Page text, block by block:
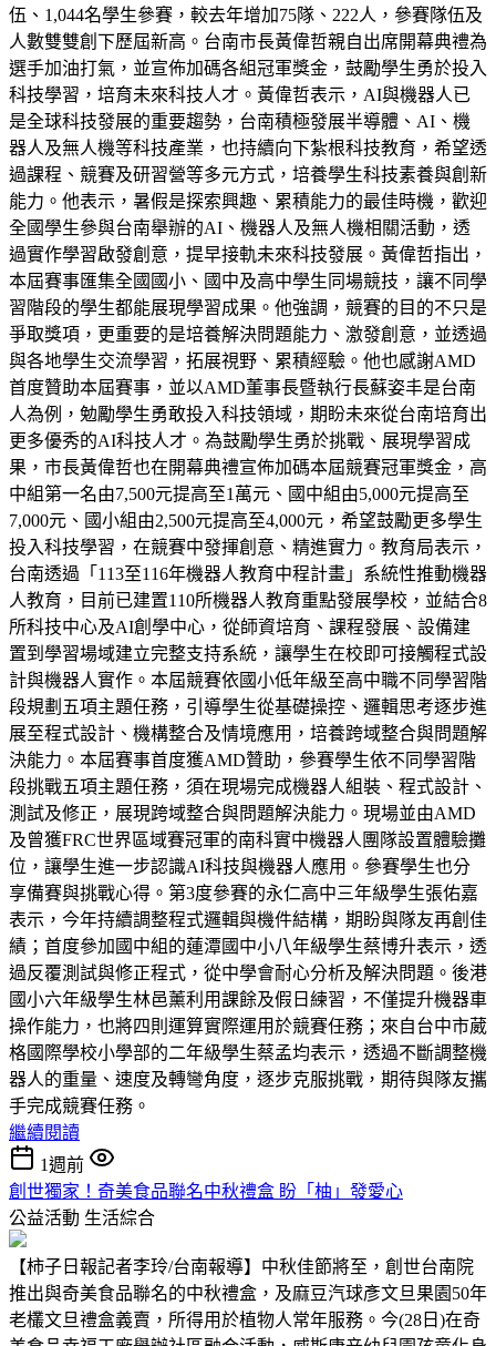
伍、1,044名學生參賽，較去年增加75隊、222人，參賽隊伍及
人數雙雙創下歷屆新高。台南市長黃偉哲親自出席開幕典禮為
選手加油打氣，並宣佈加碼各組冠軍獎金，鼓勵學生勇於投入
科技學習，培育未來科技人才。黃偉哲表示，AI與機器人已
是全球科技發展的重要趨勢，台南積極發展半導體、AI、機
器人及無人機等科技產業，也持續向下紮根科技教育，希望透
過課程、競賽及研習營等多元方式，培養學生科技素養與創新
能力。他表示，暑假是探索興趣、累積能力的最佳時機，歡迎
全國學生參與台南舉辦的AI、機器人及無人機相關活動，透
過實作學習啟發創意，提早接軌未來科技發展。黃偉哲指出，
本屆賽事匯集全國國小、國中及高中學生同場競技，讓不同學
習階段的學生都能展現學習成果。他強調，競賽的目的不只是
爭取獎項，更重要的是培養解決問題能力、激發創意，並透過
與各地學生交流學習，拓展視野、累積經驗。他也感謝AMD
首度贊助本屆賽事，並以AMD董事長暨執行長蘇姿丰是台南
人為例，勉勵學生勇敢投入科技領域，期盼未來從台南培育出
更多優秀的AI科技人才。為鼓勵學生勇於挑戰、展現學習成
果，市長黃偉哲也在開幕典禮宣佈加碼本屆競賽冠軍獎金，高
中組第一名由7,500元提高至1萬元、國中組由5,000元提高至
7,000元、國小組由2,500元提高至4,000元，希望鼓勵更多學生
投入科技學習，在競賽中發揮創意、精進實力。教育局表示，
台南透過「113至116年機器人教育中程計畫」系統性推動機器
人教育，目前已建置110所機器人教育重點發展學校，並結合8
所科技中心及AI創學中心，從師資培育、課程發展、設備建
置到學習場域建立完整支持系統，讓學生在校即可接觸程式設
計與機器人實作。本屆競賽依國小低年級至高中職不同學習階
段規劃五項主題任務，引導學生從基礎操控、邏輯思考逐步進
展至程式設計、機構整合及情境應用，培養跨域整合與問題解
決能力。本屆賽事首度獲AMD贊助，參賽學生依不同學習階
段挑戰五項主題任務，須在現場完成機器人組裝、程式設計、
測試及修正，展現跨域整合與問題解決能力。現場並由AMD
及曾獲FRC世界區域賽冠軍的南科實中機器人團隊設置體驗攤
位，讓學生進一步認識AI科技與機器人應用。參賽學生也分
享備賽與挑戰心得。第3度參賽的永仁高中三年級學生張佑嘉
表示，今年持續調整程式邏輯與機件結構，期盼與隊友再創佳
績；首度參加國中組的蓮潭國中小八年級學生蔡博升表示，透
過反覆測試與修正程式，從中學會耐心分析及解決問題。後港
國小六年級學生林邑薰利用課餘及假日練習，不僅提升機器車
操作能力，也將四則運算實際運用於競賽任務；來自台中市葳
格國際學校小學部的二年級學生蔡孟均表示，透過不斷調整機
器人的重量、速度及轉彎角度，逐步克服挑戰，期待與隊友攜
手完成競賽任務。
繼續閱讀
1週前
創世獨家！奇美食品聯名中秋禮盒 盼「柚」發愛心
公益活動 生活綜合
【柿子日報記者李玲/台南報導】中秋佳節將至，創世台南院
推出與奇美食品聯名的中秋禮盒，及麻豆汽球彥文旦果園50年
老欉文旦禮盒義賣，所得用於植物人常年服務。今(28日)在奇